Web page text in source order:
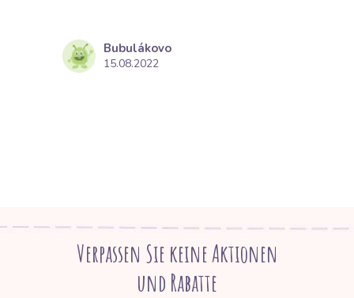
Bubulákovo
15.08.2022
Verpassen Sie keine Aktionen
und Rabatte